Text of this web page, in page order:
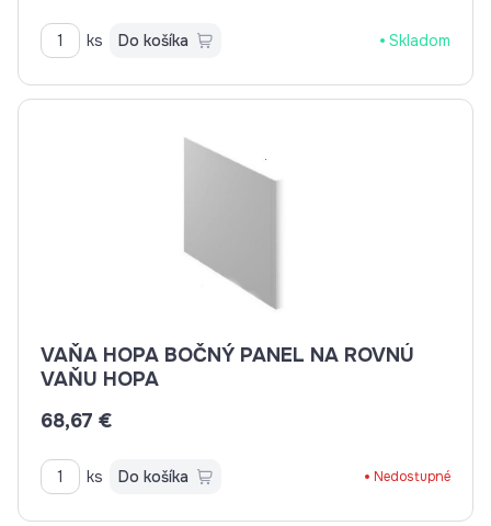
ks Do košíka Skladom
VAŇA HOPA BOČNÝ PANEL NA ROVNÚ
VAŇU HOPA
68,67 €
ks Do košíka Nedostupné